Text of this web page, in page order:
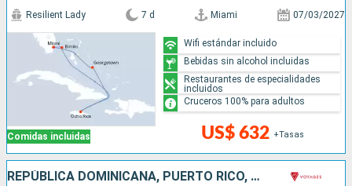
Comidas incluidas
Resilient Lady 7 d Miami 07/03/2027
US$ 632 +Tasas
Wifi estándar incluido
Bebidas sin alcohol incluidas
Restaurantes de especialidades
incluidos
Cruceros 100% para adultos
REPÚBLICA DOMINICANA, PUERTO RICO, BAHAMAS, ESTADOS UNIDOS